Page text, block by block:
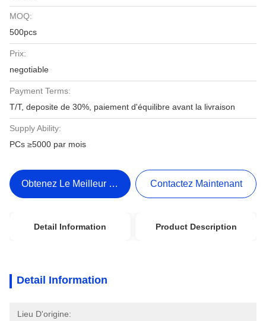
MOQ:
500pcs
Prix:
negotiable
Payment Terms:
T/T, deposite de 30%, paiement d'équilibre avant la livraison
Supply Ability:
PCs ≥5000 par mois
Obtenez Le Meilleur Prix Contactez Maintenant
Detail Information Product Description
Detail Information
Lieu D'origine: